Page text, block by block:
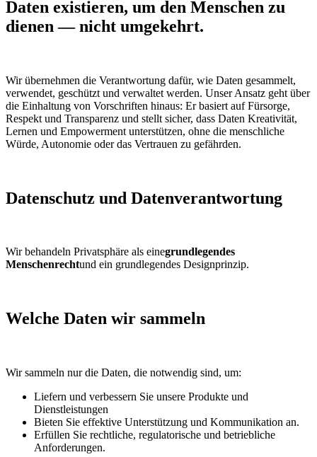
Daten existieren, um den Menschen zu
dienen — nicht umgekehrt.
Wir übernehmen die Verantwortung dafür, wie Daten gesammelt,
verwendet, geschützt und verwaltet werden. Unser Ansatz geht über
die Einhaltung von Vorschriften hinaus: Er basiert auf Fürsorge,
Respekt und Transparenz und stellt sicher, dass Daten Kreativität,
Lernen und Empowerment unterstützen, ohne die menschliche
Würde, Autonomie oder das Vertrauen zu gefährden.
Datenschutz und Datenverantwortung
Wir behandeln Privatsphäre als einegrundlegendes
Menschenrechtund ein grundlegendes Designprinzip.
Welche Daten wir sammeln
Wir sammeln nur die Daten, die notwendig sind, um:
Liefern und verbessern Sie unsere Produkte und
Dienstleistungen
Bieten Sie effektive Unterstützung und Kommunikation an.
Erfüllen Sie rechtliche, regulatorische und betriebliche
Anforderungen.